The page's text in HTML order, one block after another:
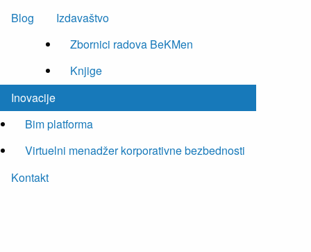
Blog
Izdavaštvo
Zbornici radova BeKMen
Knjige
Inovacije
Bim platforma
Virtuelni menadžer korporativne bezbednosti
Kontakt